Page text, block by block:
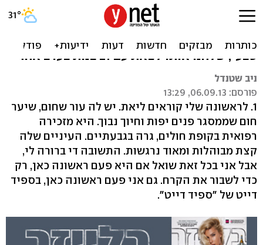
ספיד
ניב שטנדל ממש שונא בליינד דייטים. באופן
טבעי, שלחנו אותו לצאת עם 21 בנות בערב אחד
ניב שטנדל
פורסם: 06.09.13, 13:29
1. לראשונה שלי קוראים ליאת. יש לה עור שחום, שיער
חום שממסגר פנים יפות וחיוך נבוך. היא מזכירה
רפואית בקופת חולים, גרה בגבעתיים. העיניים שלה
קצת מבוהלות ומאוד נרגשות. התשובה די ברורה לי,
אבל אני בכל זאת שואל אם היא פעם ראשונה כאן, רק
כדי לשבור את הקרח. גם אני פעם ראשונה כאן, בספיד
דייט של "ספיד דייט".